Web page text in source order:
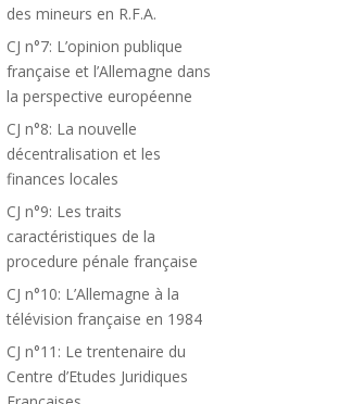
des mineurs en R.F.A.
CJ n°7: L’opinion publique
française et l’Allemagne dans
la perspective européenne
CJ n°8: La nouvelle
décentralisation et les
finances locales
CJ n°9: Les traits
caractéristiques de la
procedure pénale française
CJ n°10: L’Allemagne à la
télévision française en 1984
CJ n°11: Le trentenaire du
Centre d’Etudes Juridiques